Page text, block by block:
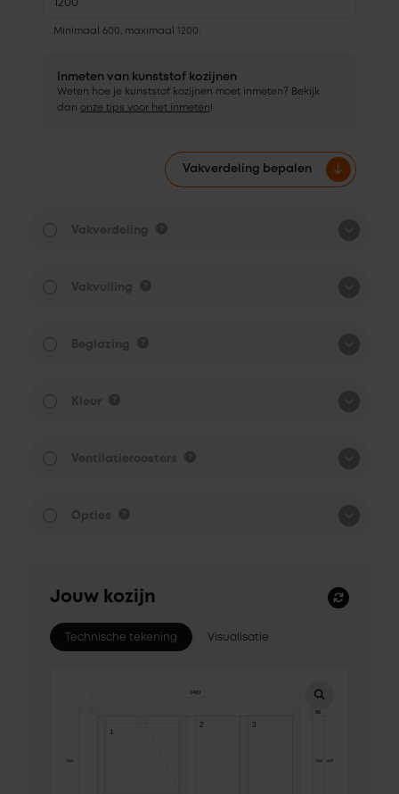
Minimaal 600, maximaal 1200.
Inmeten van kunststof kozijnen
Weten hoe je kunststof kozijnen moet inmeten? Bekijk
dan onze tips voor het inmeten !
Vakverdeling bepalen
Jouw kozijn
Technische tekening Visualisatie